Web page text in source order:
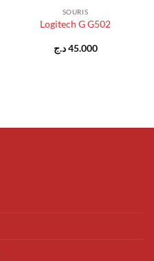
SOURIS
Logitech G G502
45.000 د.ج